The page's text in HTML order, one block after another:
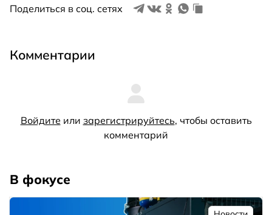
Поделиться в соц. сетях
Комментарии
Войдите или зарегистрируйтесь, чтобы оставить
комментарий
В фокусе